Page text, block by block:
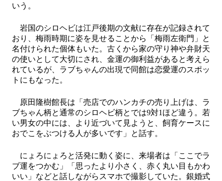
いう。
岩国のシロヘビは江戸後期の文献に存在が記録されて
おり、梅雨時期に姿を見せることから「梅雨左衛門」と
名付けられた個体もいた。古くから家の守り神や弁財天
の使いとして大切にされ、金運の御利益があると考えら
れているが、ラブちゃんの出現で同館は恋愛運のスポッ
トにもなった。
原田隆樹館長は「売店でのハンカチの売り上げは、ラ
ブちゃん柄と通常のシロヘビ柄とでは9対1ほど違う。若
い男女の中には、より近づいて見ようと、飼育ケースに
おでこをぶつける人が多いです」と話す。
にょろにょろと活発に動く姿に、来場者は「ここでラ
ブ運をつかむ」「思ったより小さく、赤く丸い目もかわ
いい」などと話しながらスマホで撮影していた。銀婚式